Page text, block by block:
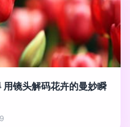
镜头解码花卉的曼妙瞬